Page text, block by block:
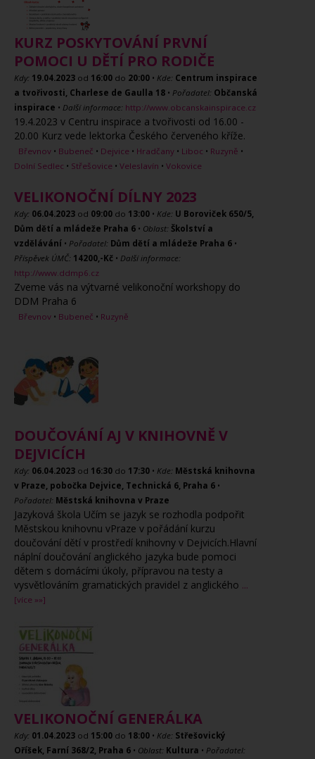
KURZ POSKYTOVÁNÍ PRVNÍ
POMOCI U DĚTÍ PRO RODIČE
Kdy: 19.04.2023 od 16:00 do 20:00 • Kde: Centrum inspirace
a tvořivosti, Charlese de Gaulla 18 • Pořadatel: Občanská
inspirace • Další informace: http://www.obcanskainspirace.cz
19.4.2023 v Centru inspirace a tvořivosti od 16.00 -
20.00 Kurz vede lektorka Českého červeného kříže.
Břevnov • Bubeneč • Dejvice • Hradčany • Liboc • Ruzyně •
Dolní Sedlec • Střešovice • Veleslavín • Vokovice
VELIKONOČNÍ DÍLNY 2023
Kdy: 06.04.2023 od 09:00 do 13:00 • Kde: U Boroviček 650/5,
Dům dětí a mládeže Praha 6 • Oblast: Školství a
vzdělávání • Pořadatel: Dům dětí a mládeže Praha 6 •
Příspěvek ÚMČ: 14200,-Kč • Další informace:
http://www.ddmp6.cz
Zveme vás na výtvarné velikonoční workshopy do
DDM Praha 6
Břevnov • Bubeneč • Ruzyně
DOUČOVÁNÍ AJ V KNIHOVNĚ V
DEJVICÍCH
Kdy: 06.04.2023 od 16:30 do 17:30 • Kde: Městská knihovna
v Praze, pobočka Dejvice, Technická 6, Praha 6 •
Pořadatel: Městská knihovna v Praze
Jazyková škola Učím se jazyk se rozhodla podpořit
Městskou knihovnu vPraze v pořádání kurzu
doučování dětí v prostředí knihovny v Dejvicích.Hlavní
náplní doučování anglického jazyka bude pomoci
dětem s domácími úkoly, přípravou na testy a
vysvětlováním gramatických pravidel z anglického ...
[více »»]
VELIKONOČNÍ GENERÁLKA
Kdy: 01.04.2023 od 15:00 do 18:00 • Kde: Střešovický
Oříšek, Farní 368/2, Praha 6 • Oblast: Kultura • Pořadatel: